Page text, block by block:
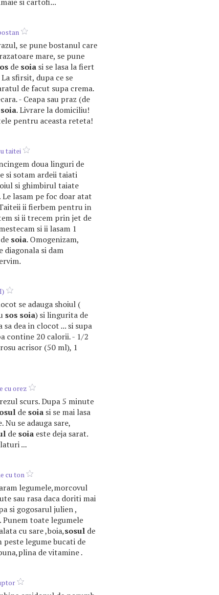
se pune bostanul care
mare, se pune
de soia si se lasa la fiert
sfirsit, dupa ce se
de facut supa crema.
- Ceapa sau praz (de
soia. Livrare la domiciliu!
pentru aceasta reteta!
taitei
doua linguri de
si sotam ardeii taiati
si ghimbirul taiate
lasam pe foc doar atat
ii fierbem pentru in
si ii trecem prin jet de
si ii lasam 1
soia. Omogenizam,
diagonala si dam
se adauga shoiul (
sos soia) si lingurita de
sa dea in clocot ... si supa
contine 20 calorii. - 1/2
acrisor (50 ml), 1
cu orez
scurs. Dupa 5 minute
de soia si se mai lasa
Nu se adauga sare,
de soia este deja sarat.
...
cu ton
legumele,morcovul
sau rasa daca doriti mai
si gogosarul julien ,
Punem toate legumele
cu sare ,boia,sosul de
legume bucati de
de vitamine .